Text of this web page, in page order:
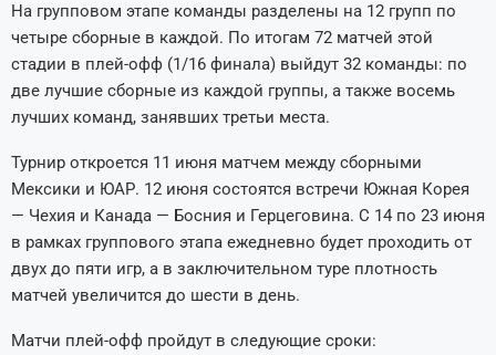
На групповом этапе команды разделены на 12 групп по
четыре сборные в каждой. По итогам 72 матчей этой
стадии в плей-офф (1/16 финала) выйдут 32 команды: по
две лучшие сборные из каждой группы, а также восемь
лучших команд, занявших третьи места.
Турнир откроется 11 июня матчем между сборными
Мексики и ЮАР. 12 июня состоятся встречи Южная Корея
— Чехия и Канада — Босния и Герцеговина. С 14 по 23 июня
в рамках группового этапа ежедневно будет проходить от
двух до пяти игр, а в заключительном туре плотность
матчей увеличится до шести в день.
Матчи плей-офф пройдут в следующие сроки: